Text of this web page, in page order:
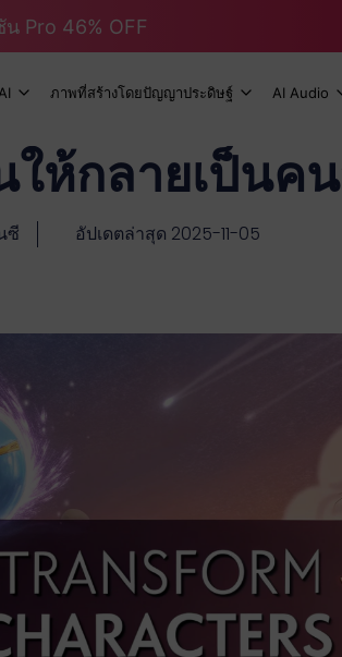
Pro 46% OFF
ภาพที่สร้างโดยปัญญาประดิษฐ์ AI Audio
ห้กลายเป็นค
ซี อัปเดตล่าสุด 2025-11-05